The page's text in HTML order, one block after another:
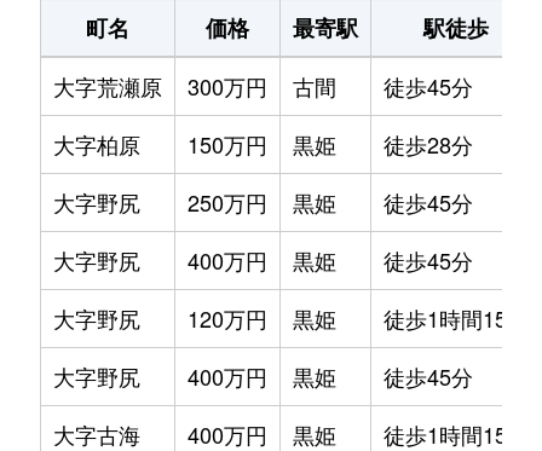
町名 価格 最寄駅
駅徒歩
大字荒瀬原
300万円 古間
徒歩45分
大字柏原
150万円 黒姫
徒歩28分
大字野尻
250万円 黒姫
徒歩45分
大字野尻
400万円 黒姫
徒歩45分
大字野尻
120万円 黒姫
徒歩1時間15分
大字野尻
400万円 黒姫
徒歩45分
大字古海
400万円 黒姫
徒歩1時間15分